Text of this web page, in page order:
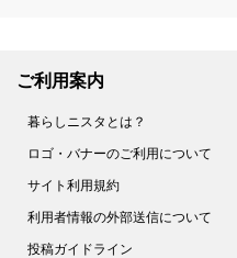
ご利用案内
暮らしニスタとは？
ロゴ・バナーのご利用について
サイト利用規約
利用者情報の外部送信について
投稿ガイドライン